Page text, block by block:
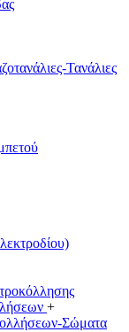
Τανάλιες
+
Σώματα